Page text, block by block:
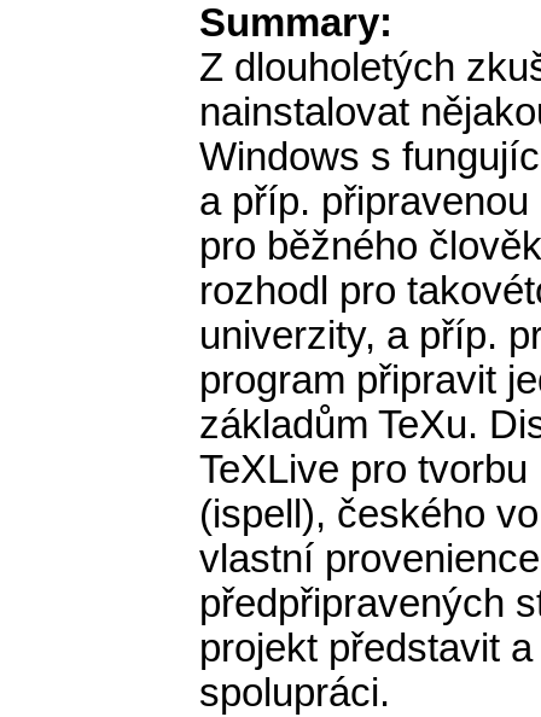
Summary:
Z dlouholetých
nainstalovat
Windows s
a příp.
pro běžného
rozhodl pro
univerzity, a příp.
program připravit
základům TeXu.
TeXLive pro
(ispell), českého
vlastní
předpřipravených
projekt představit
spolupráci.